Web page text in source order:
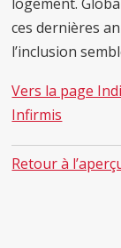
ces dernières
l’inclusion
Vers la page
Infirmis
Retour à